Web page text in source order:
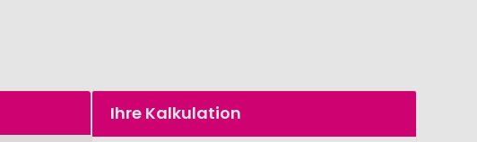
Ihre Kalkulation